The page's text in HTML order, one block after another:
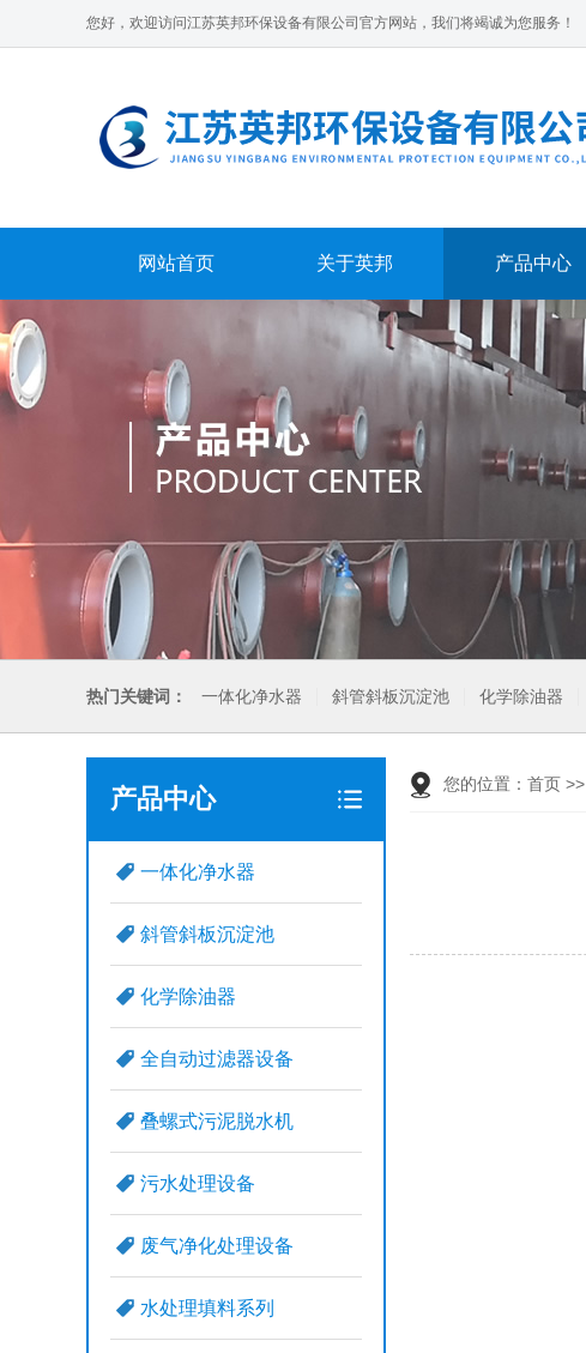
您好，欢迎访问江苏英邦环保设备有限公司官方网站，我们将竭诚为您服务！
网站首页 关于英邦 产品中心
热门关键词： 一体化净水器 斜管斜板沉淀池 化学除油器
产品中心
一体化净水器
斜管斜板沉淀池
化学除油器
全自动过滤器设备
叠螺式污泥脱水机
污水处理设备
废气净化处理设备
水处理填料系列
您的位置： 首页 >>